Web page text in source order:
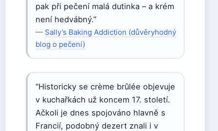
pak při pečení malá dutinka – a krém
není hedvábný.”
— Sally’s Baking Addiction (důvěryhodný
blog o pečení)
“Historicky se crème brûlée objevuje
v kuchařkách už koncem 17. století.
Ačkoli je dnes spojováno hlavně s
Francií, podobný dezert znali i v